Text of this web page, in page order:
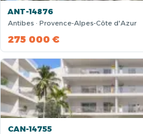
ANT-14876
Antibes · Provence-Alpes-Côte d'Azur
275 000 €
CAN-14755